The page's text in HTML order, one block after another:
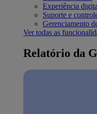
Experiência
Suporte e
Gerenciamento
Ver todas as
Relatório da